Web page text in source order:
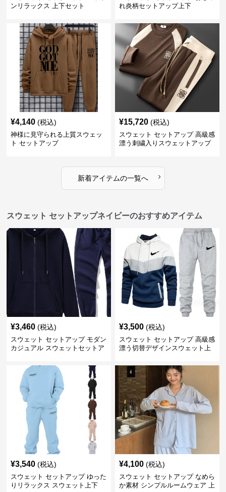
ンリラックス 上下セット
れ炎柄セットアップ上下
¥4,140 (税込)
神様に見守られる上質スウェッ
ト セットアップ
¥15,720 (税込)
スウェット セットアップ 高級感
漂う刺繍入りスウェットアップ
新着アイテムの一覧へ ›
スウェット セットアップネイビーのおすすめアイテム
¥3,460 (税込)
スウェット セットアップ モダン
カジュアル スウェットセットア
¥3,500 (税込)
スウェット セットアップ 高級感
漂う切替デザインスウェット上
¥3,540 (税込)
スウェット セットアップ ゆった
りリラックス スウェット上下
¥4,100 (税込)
スウェット セットアップ なめら
か素材 シンプルルームウェア 上